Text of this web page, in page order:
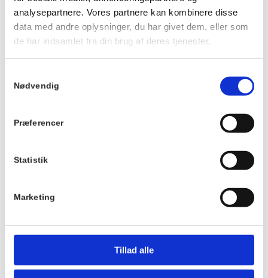
analysepartnere. Vores partnere kan kombinere disse
data med andre oplysninger, du har givet dem, eller som
de har indsamlet fra din brug af deres tjenester.
Nødvendig
Præferencer
Statistik
Marketing
Tillad alle
Ønsker I at deltage i aftenens fællesspisning, kan i holde øje
med menuen og reservere pladserHER.
Dato:
Tidspunkt:
Gratis